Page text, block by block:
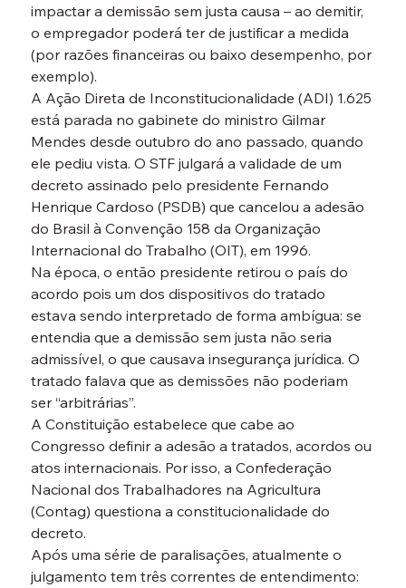
impactar a demissão sem justa causa – ao demitir,
o empregador poderá ter de justificar a medida
(por razões financeiras ou baixo desempenho, por
exemplo).
A Ação Direta de Inconstitucionalidade (ADI) 1.625
está parada no gabinete do ministro Gilmar
Mendes desde outubro do ano passado, quando
ele pediu vista. O STF julgará a validade de um
decreto assinado pelo presidente Fernando
Henrique Cardoso (PSDB) que cancelou a adesão
do Brasil à Convenção 158 da Organização
Internacional do Trabalho (OIT), em 1996.
Na época, o então presidente retirou o país do
acordo pois um dos dispositivos do tratado
estava sendo interpretado de forma ambígua: se
entendia que a demissão sem justa não seria
admissível, o que causava insegurança jurídica. O
tratado falava que as demissões não poderiam
ser “arbitrárias”.
A Constituição estabelece que cabe ao
Congresso definir a adesão a tratados, acordos ou
atos internacionais. Por isso, a Confederação
Nacional dos Trabalhadores na Agricultura
(Contag) questiona a constitucionalidade do
decreto.
Após uma série de paralisações, atualmente o
julgamento tem três correntes de entendimento: